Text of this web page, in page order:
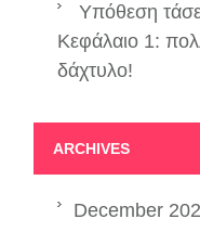
Υπόθεση
Κεφάλαιο 1:
δάχτυλο!
ARCHIVES
December